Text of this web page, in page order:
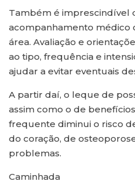
Também é imprescindível
acompanhamento médico
área. Avaliação e
ao tipo, frequência e
ajudar a evitar eventuais
A partir daí, o leque de
assim como o de
frequente diminui o risco
do coração, de
problemas.
Caminhada